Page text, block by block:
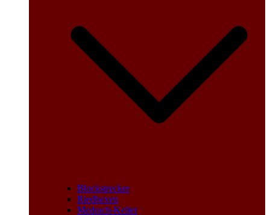
Blockstrecker
Riedhexen
Medrach-Keiler